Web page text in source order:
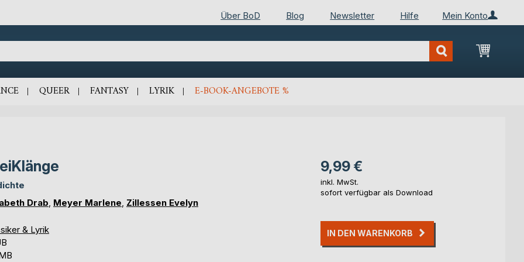
Mein Konto
Über BoD Blog Newsletter Hilfe
Mein
QUEER FANTASY LYRIK E-BOOK-ANGEBOTE %
Drab Meyer Marlene Zillessen Evelyn
& Lyrik
9,99 €
inkl. MwSt.
sofort verfügbar als Download
IN DEN WARENKORB